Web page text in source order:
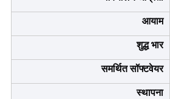
आयाम
शुद्ध भार
समर्थित सॉफ्टवेयर
स्थापना